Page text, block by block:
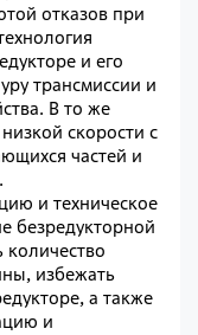
отказов при
и его
трансмиссии и
В то же
скорости с
частей и
и техническое
безредукторной
избежать
а также
и